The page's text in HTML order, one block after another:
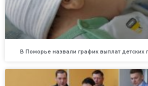
В Поморье назвали график выплат детских